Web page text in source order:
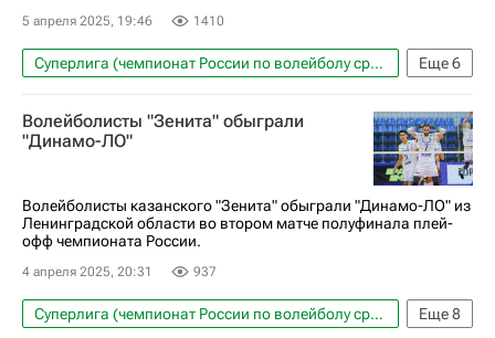
5 апреля 2025, 19:46 1410
Еще6
Суперлига (чемпионат России по волейболу среди мужчин)
Волейбол
Спорт Россия
Тула
Санкт-Петербург
Белогорье (Белгород)
Волейболисты "Зенита" обыграли
"Динамо-ЛО"
Волейболисты казанского "Зенита" обыграли "Динамо-ЛО" из
Ленинградской области во втором матче полуфинала плей-
офф чемпионата России.
4 апреля 2025, 20:31 937
Еще8
Суперлига (чемпионат России по волейболу среди мужчин)